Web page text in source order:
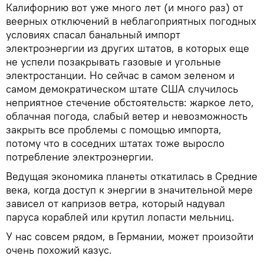
Калифорнию вот уже много лет (и много раз) от
веерных отключений в неблагоприятных погодных
условиях спасал банальный импорт
электроэнергии из других штатов, в которых еще
не успели позакрывать газовые и угольные
электростанции. Но сейчас в самом зеленом и
самом демократическом штате США случилось
неприятное стечение обстоятельств: жаркое лето,
облачная погода, слабый ветер и невозможность
закрыть все проблемы с помощью импорта,
потому что в соседних штатах тоже выросло
потребление электроэнергии.
Ведущая экономика планеты откатилась в Средние
века, когда доступ к энергии в значительной мере
зависел от капризов ветра, который надувал
паруса кораблей или крутил лопасти мельниц.
У нас совсем рядом, в Германии, может произойти
очень похожий казус.